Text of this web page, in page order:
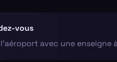
vous
avec une enseigne